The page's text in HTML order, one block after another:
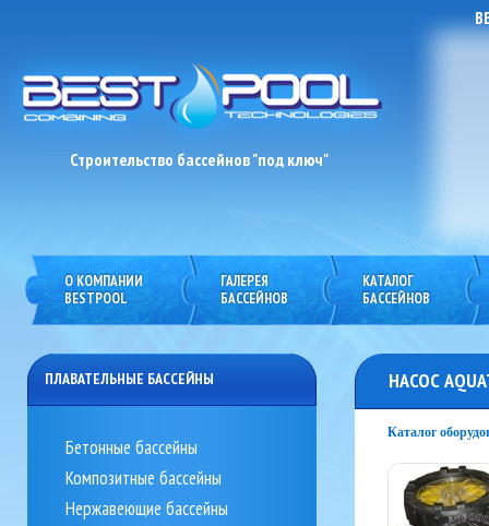
Строительство бассейнов "под ключ"
previous next
О КОМПАНИИ
BESTPOOL
ГАЛЕРЕЯ
БАССЕЙНОВ
КАТАЛОГ
БАССЕЙНОВ
ПЛАВАТЕЛЬНЫЕ БАССЕЙНЫ
Бетонные бассейны
Композитные бассейны
Нержавеющие бассейны
НАСОС
Каталог